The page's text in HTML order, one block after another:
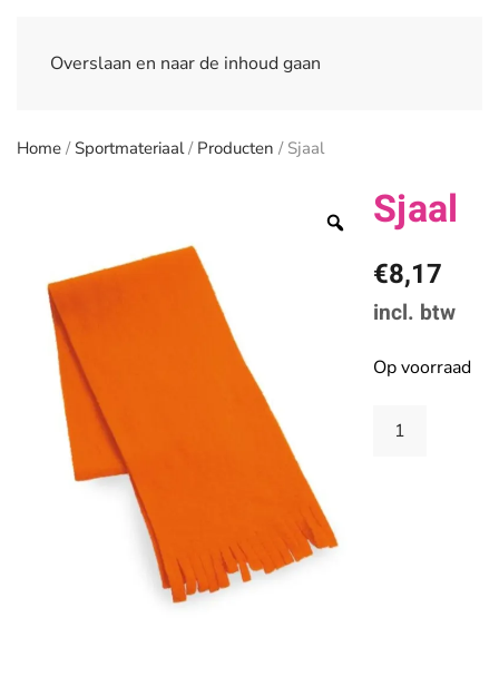
Overslaan en naar de inhoud gaan
Home / Sportmateriaal/ Producten / Sjaal
Sjaal
€8,17
incl. btw
Op voorraad
Sjaal